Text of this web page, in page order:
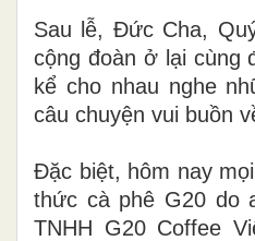
Sau lễ, Đức Cha,
cộng đoàn ở lại cùng
kể cho nhau nghe
câu chuyện vui buồn
Đặc biệt, hôm nay
thức cà phê G20 do
TNHH G20 Coffee